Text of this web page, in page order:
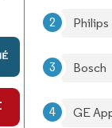
Philips
Bosch
GE